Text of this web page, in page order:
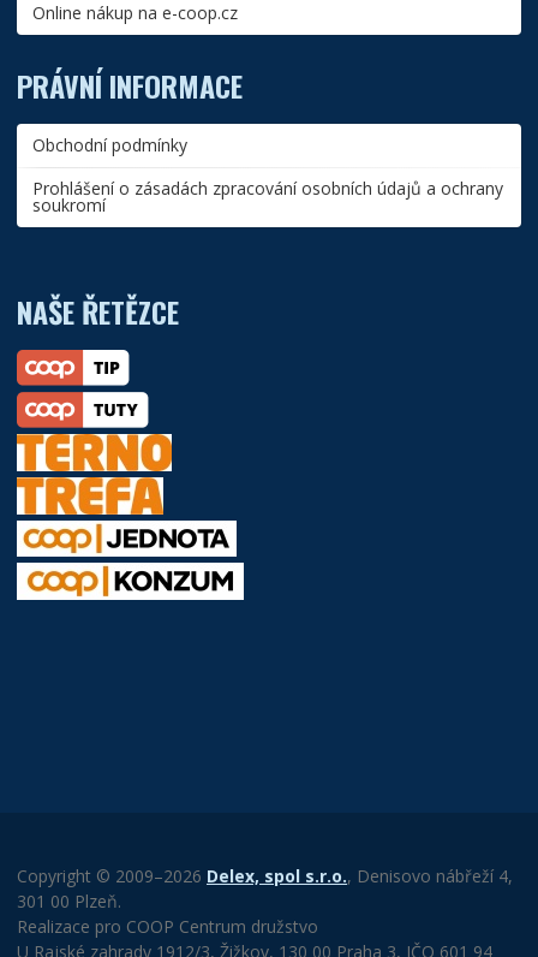
Online nákup na e-coop.cz
PRÁVNÍ INFORMACE
Obchodní podmínky
Prohlášení o zásadách zpracování osobních údajů a ochrany
soukromí
NAŠE ŘETĚZCE
Copyright © 2009–2026 Delex, spol s.r.o., Denisovo nábřeží 4,
301 00 Plzeň.
Realizace pro COOP Centrum družstvo
U Rajské zahrady 1912/3, Žižkov, 130 00 Praha 3, IČO 601 94